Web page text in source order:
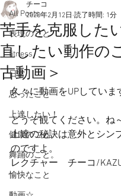
All Posts
表現のこと
fitness
日常
思ったこと
上達したい！
健康のこと。
舞踊のこと。
愉快なこと
苦手を克服した
直したい動作の
古動画＞
チーコ
2020年2月12日 読了時間: 1分
久々に動画をUPしていま
どうぞ観てください。ね
上達の秘訣は意外とシン
のですよ。
レクチャー　チーコ/